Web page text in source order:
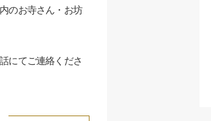
のお寺さん・お坊
にてご連絡くださ